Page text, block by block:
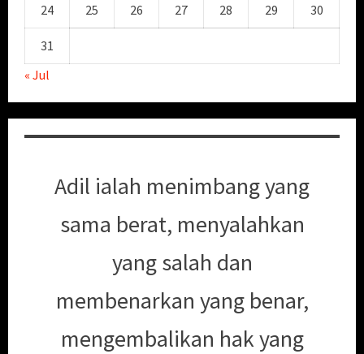
24 25 26 27 28 29 30
31
« Jul
Adil ialah menimbang yang
sama berat, menyalahkan
yang salah dan
membenarkan yang benar,
mengembalikan hak yang